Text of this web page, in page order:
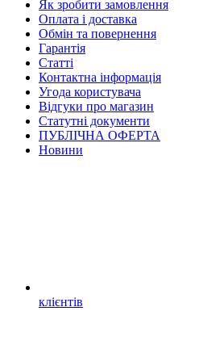
Як зробити замовлення
Оплата і доставка
Обмін та повернення
Гарантія
Статті
Контактна інформація
Угода користувача
Відгуки про магазин
Статутні документи
ПУБЛІЧНА ОФЕРТА
Новини
клієнтів